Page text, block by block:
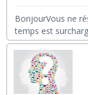
BonjourVous ne
temps est